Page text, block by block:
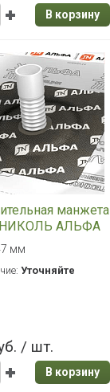
В корзину
манжета
АЛЬФА
XL
мм
Уточняйте
/ шт.
В корзину